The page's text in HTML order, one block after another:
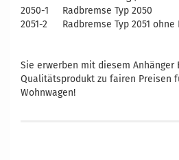
2050-1
Radbremse Typ 2050
2051-2
Radbremse Typ 2051 ohne
Sie erwerben mit diesem Anhänger
Qualitätsprodukt zu fairen Preisen
Wohnwagen!